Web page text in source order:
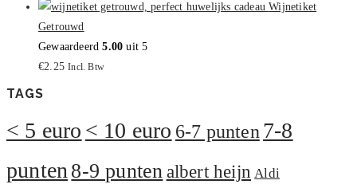
Wijnetiket
Getrouwd
Gewaardeerd5.00 uit 5
€2.25 Incl. Btw
TAGS
< 5 euro < 10 euro 6-7 punten7-8
punten8-9 puntenalbert heijn Aldi